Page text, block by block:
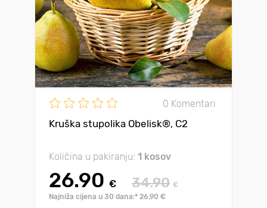
0 Komentari
Kruška stupolika Obelisk®, C2
Količina u pakiranju: 1 kosov
26.90 € 34.90 €
Najniža cijena u 30 dana:* 26.90 €